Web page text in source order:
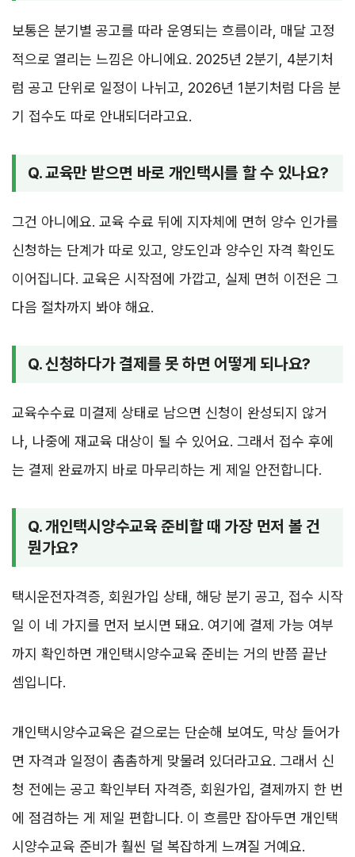
보통은 분기별 공고를 따라 운영되는 흐름이라, 매달 고정
적으로 열리는 느낌은 아니에요. 2025년 2분기, 4분기처
럼 공고 단위로 일정이 나뉘고, 2026년 1분기처럼 다음 분
기 접수도 따로 안내되더라고요.
Q. 교육만 받으면 바로 개인택시를 할 수 있나요?
그건 아니에요. 교육 수료 뒤에 지자체에 면허 양수 인가를
신청하는 단계가 따로 있고, 양도인과 양수인 자격 확인도
이어집니다. 교육은 시작점에 가깝고, 실제 면허 이전은 그
다음 절차까지 봐야 해요.
Q. 신청하다가 결제를 못 하면 어떻게 되나요?
교육수수료 미결제 상태로 남으면 신청이 완성되지 않거
나, 나중에 재교육 대상이 될 수 있어요. 그래서 접수 후에
는 결제 완료까지 바로 마무리하는 게 제일 안전합니다.
Q. 개인택시양수교육 준비할 때 가장 먼저 볼 건
뭔가요?
택시운전자격증, 회원가입 상태, 해당 분기 공고, 접수 시작
일 이 네 가지를 먼저 보시면 돼요. 여기에 결제 가능 여부
까지 확인하면 개인택시양수교육 준비는 거의 반쯤 끝난
셈입니다.
개인택시양수교육은 겉으로는 단순해 보여도, 막상 들어가
면 자격과 일정이 촘촘하게 맞물려 있더라고요. 그래서 신
청 전에는 공고 확인부터 자격증, 회원가입, 결제까지 한 번
에 점검하는 게 제일 편합니다. 이 흐름만 잡아두면 개인택
시양수교육 준비가 훨씬 덜 복잡하게 느껴질 거예요.